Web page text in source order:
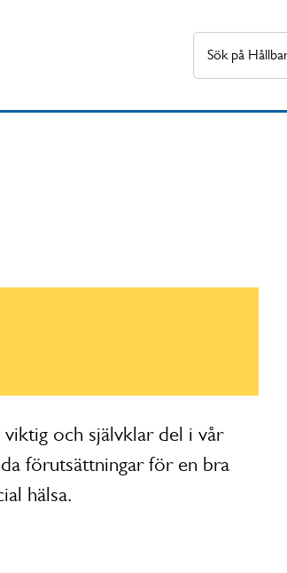
och självklar del i vår
förutsättningar för en bra
hälsa.